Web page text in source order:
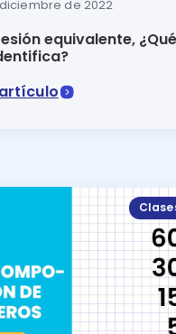
de 2022
equivalente,